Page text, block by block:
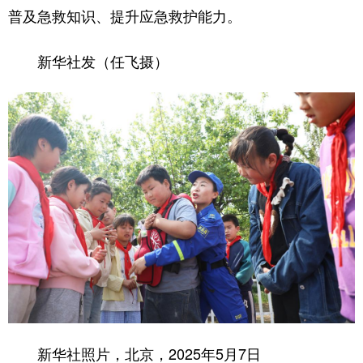
普及急救知识、提升应急救护能力。
新华社发（任飞摄）
新华社照片，北京，2025年5月7日